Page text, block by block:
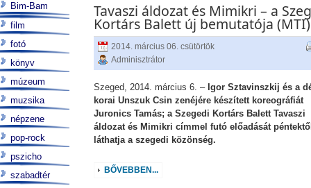
Tavaszi áldozat és Mimikri – a
Kortárs Balett új bemutatója (MTI)
2014. március 06. csütörtök
Adminisztrátor
Szeged, 2014. március 6. – Igor Sztavinszkij és a
korai Unszuk Csin zenéjére készített koreográfiát
Juronics Tamás; a Szegedi Kortárs Balett Tavaszi
áldozat és Mimikri címmel futó előadását
láthatja a szegedi közönség.
BŐVEBBEN...
Bim-Bam
film
fotó
könyv
múzeum
muzsika
népzene
pop-rock
pszicho
szabadtér